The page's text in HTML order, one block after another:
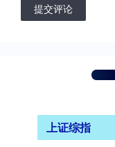
提交评论
上证综指